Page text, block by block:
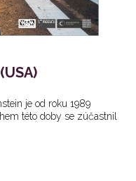
je od roku 1989
této doby se zúčastnil